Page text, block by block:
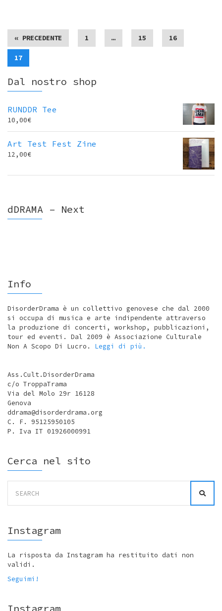
« PRECEDENTE 1 … 15 16
17
Dal nostro shop
RUNDDR Tee
10,00€
Art Test Fest Zine
12,00€
dDRAMA – Next
Info
DisorderDrama è un collettivo genovese che dal 2000
si occupa di musica e arte indipendente attraverso
la produzione di concerti, workshop, pubblicazioni,
tour ed eventi. Dal 2009 è Associazione Culturale
Non A Scopo Di Lucro. Leggi di più.
Ass.Cult.DisorderDrama
c/o TroppaTrama
Via del Molo 29r 16128
Genova
ddrama@disorderdrama.org
C. F. 95125950105
P. Iva IT 01926000991
Cerca nel sito
for:
Instagram
La risposta da Instagram ha restituito dati non
validi.
Seguimi!
Instagram